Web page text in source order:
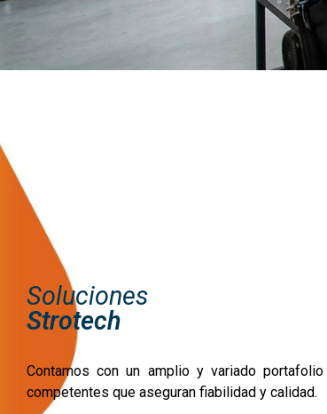
Soluciones
Strotech
Contamos con un amplio y variado
competentes que aseguran fiabilidad y calidad.